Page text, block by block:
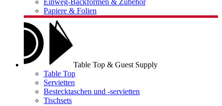
Einweg-Backformen & Zubehör
Papiere & Folien
Table Top & Guest Supply
Table Top
Servietten
Bestecktaschen und -servietten
Tischsets